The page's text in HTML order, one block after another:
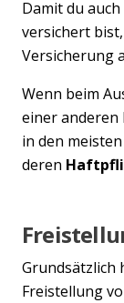
Damit du auch
versichert
Versicherung
Wenn beim
einer anderen
in den
deren
Grundsätzlich
Freistellung